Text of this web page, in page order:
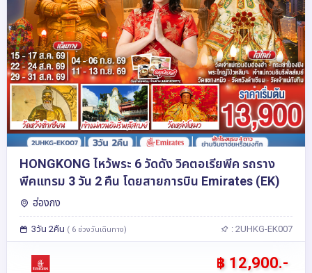
HONGKONG ไหว้พระ 6 วัดดัง วิคตอเรียพีค รถราง
พีคแทรม 3 วัน 2 คืน โดยสายการบิน Emirates (EK)
ฮ่องกง
3วัน 2คืน ( 6 ช่วงวันเดินทาง) : 2UHKG-EK007
฿ 12,900.-